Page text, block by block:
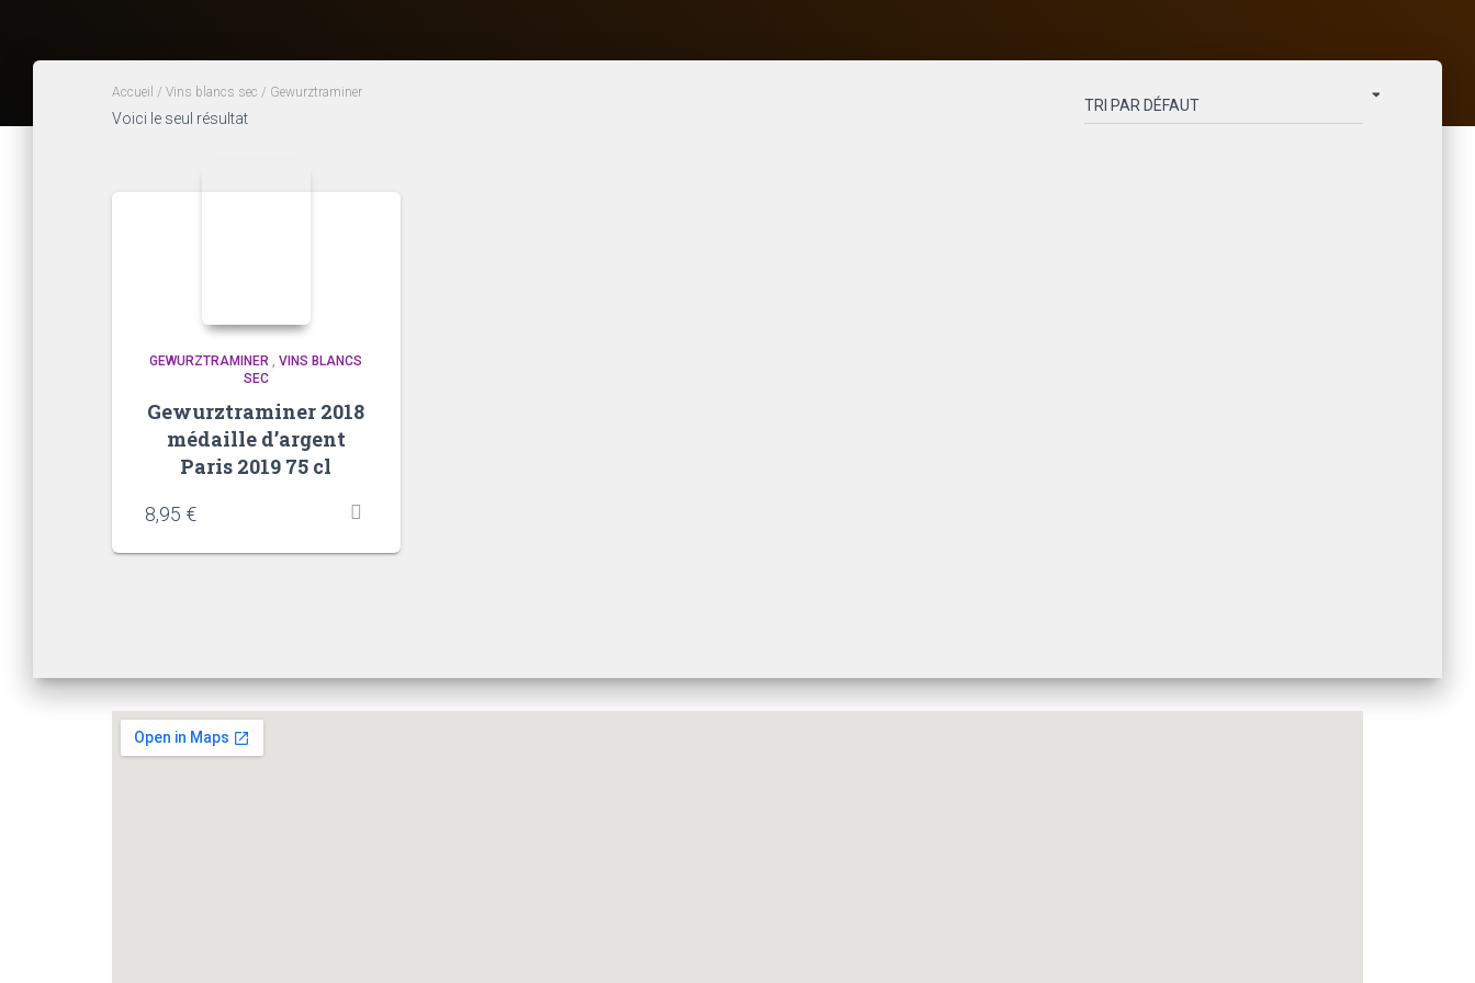
Accueil / Vins blancs sec / Gewurztraminer
Voici le seul résultat
GEWURZTRAMINER ,VINS BLANCS
SEC
Gewurztraminer 2018
médaille d’argent
Paris 2019 75 cl
8,95 €